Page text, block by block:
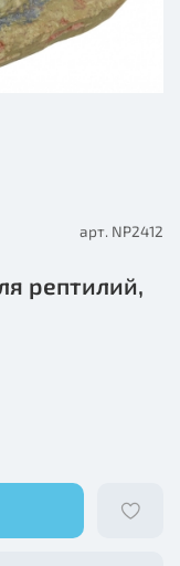
арт. NP2412
рептилий,